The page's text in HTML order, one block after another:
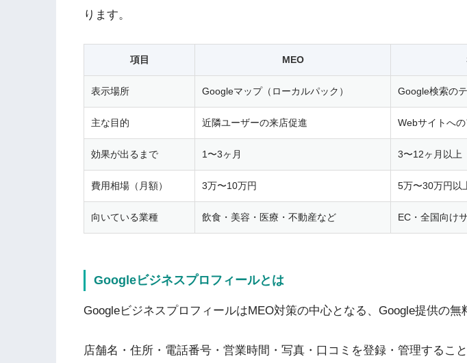
ります。
項目 MEO
表示場所 Googleマップ（ローカルパック） Google検索の
主な目的 近隣ユーザーの来店促進 Webサイトへ
効果が出るまで 1〜3ヶ月 3〜12ヶ月以上
費用相場（月額） 3万〜10万円 5万〜30万円以
向いている業種 飲食・美容・医療・不動産など EC・全国向け
Googleビジネスプロフィールとは
GoogleビジネスプロフィールはMEO対策の中心となる、Google提供の無
店舗名・住所・電話番号・営業時間・写真・口コミを登録・管理するこ